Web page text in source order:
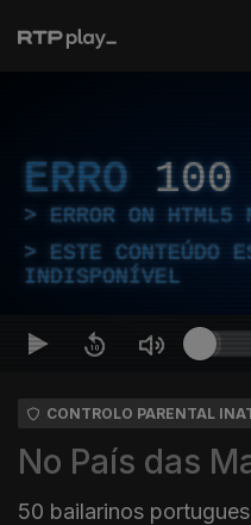
ERRO 100
ERROR ON HTML5
ESTE CONTEÚDO
INDISPONÍVEL
CONTROLO PARENTAL
No País das
50 bailarinos